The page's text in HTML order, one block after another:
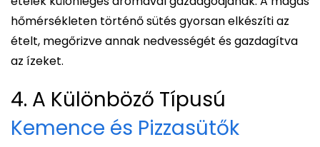
hőmérsékleten történő sütés gyorsan elkészíti az
ételt, megőrizve annak nedvességét és gazdagítva
az ízeket.
4. A Különböző Típusú
Kemence és Pizzasütők